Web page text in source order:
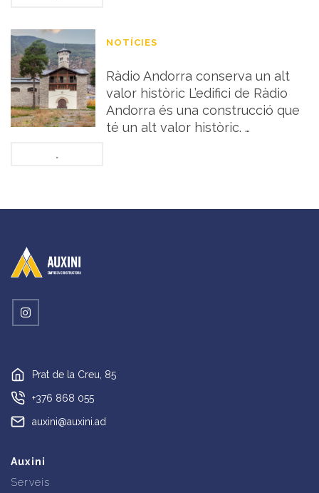
NOTÍCIES
Ràdio Andorra conserva un alt
valor històric L’edifici de Ràdio
Andorra és una construcció que
té un alt valor històric. …
.
Prat de la Creu, 85
+376 868 055
auxini@auxini.ad
Auxini
Serveis